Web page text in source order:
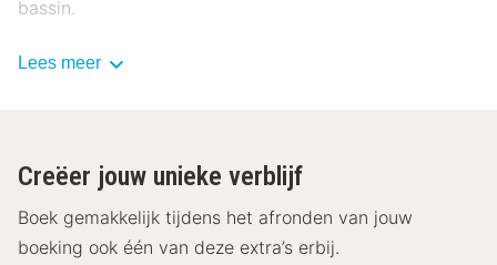
bassin.
Alle kamers bij Van Der Valk Hotel Mechelen hebben
slippers, inloopdouche en toiletartikelen. Kortom, je
komt niks te kort.
Mechelen is een centraal tussen Antwerpen en Brussel
Lees meer
Creëer jouw unieke verblijf
Boek gemakkelijk tijdens het afronden van jouw
boeking ook één van deze extra’s erbij.